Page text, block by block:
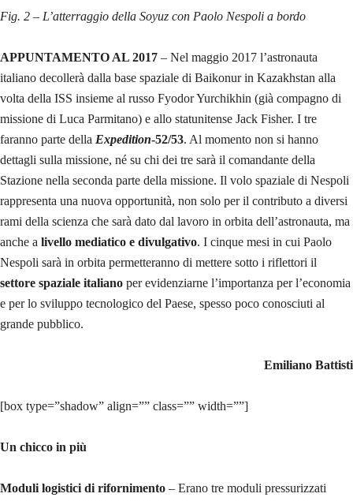
Fig. 2 – L’atterraggio della Soyuz con Paolo Nespoli a bordo
APPUNTAMENTO AL 2017 – Nel maggio 2017 l’astronauta
italiano decollerà dalla base spaziale di Baikonur in Kazakhstan alla
volta della ISS insieme al russo Fyodor Yurchikhin (già compagno di
missione di Luca Parmitano) e allo statunitense Jack Fisher. I tre
faranno parte della Expedition-52/53. Al momento non si hanno
dettagli sulla missione, né su chi dei tre sarà il comandante della
Stazione nella seconda parte della missione. Il volo spaziale di Nespoli
rappresenta una nuova opportunità, non solo per il contributo a diversi
rami della scienza che sarà dato dal lavoro in orbita dell’astronauta, ma
anche a livello mediatico e divulgativo. I cinque mesi in cui Paolo
Nespoli sarà in orbita permetteranno di mettere sotto i riflettori il
settore spaziale italiano per evidenziarne l’importanza per l’economia
e per lo sviluppo tecnologico del Paese, spesso poco conosciuti al
grande pubblico.
Emiliano Battisti
[box type=”shadow” align=”” class=”” width=””]
Un chicco in più
Moduli logistici di rifornimento – Erano tre moduli pressurizzati